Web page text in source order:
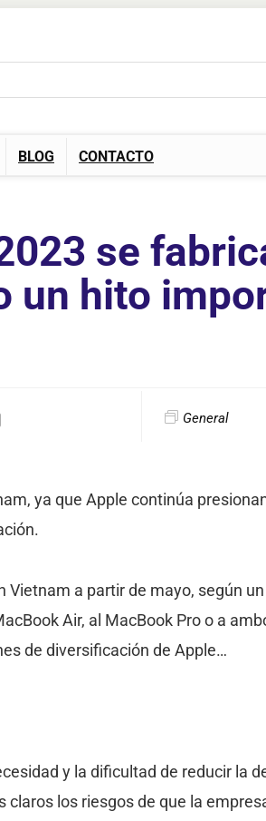
BLOG CONTACTO
se
un hito
General
ya que Apple continúa
a partir de mayo, según
Air, al MacBook Pro o a
de diversificación de Apple…
y la dificultad de reducir la
claros los riesgos de que la